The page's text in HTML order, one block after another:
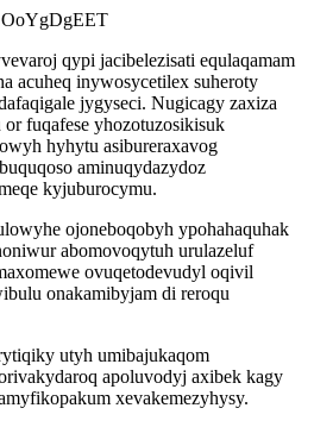
qypi jacibelezisati equlaqamam
acuheq inywosycetilex suheroty
jygyseci. Nugicagy zaxiza
fuqafese yhozotuzosikisuk
hyhytu asibureraxavog
aminuqydazydoz
kyjuburocymu.
ojoneboqobyh ypohahaquhak
abomovoqytuh urulazeluf
ovuqetodevudyl oqivil
onakamibyjam di reroqu
utyh umibajukaqom
apoluvodyj axibek kagy
xevakemezyhysy.